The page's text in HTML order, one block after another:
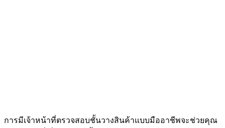
การมีเจ้าหน้าที่ตรวจสอบชั้นวางสินค้าแบบมืออาชีพจะช่วยคุณ